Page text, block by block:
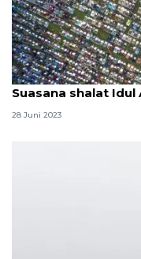
Suasana shalat Idul
28 Juni 2023